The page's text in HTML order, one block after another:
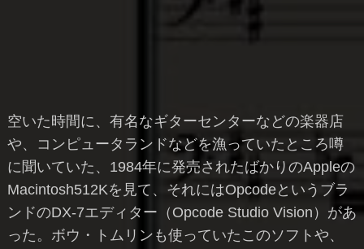
空いた時間に、有名なギターセンターなどの楽器店
や、コンピュータランドなどを漁っていたところ噂
に聞いていた、1984年に発売されたばかりのAppleの
Macintosh512Kを見て、それにはOpcodeというブラ
ンドのDX-7エディター（Opcode Studio Vision）があ
った。ボウ・トムリンも使っていたこのソフトや、